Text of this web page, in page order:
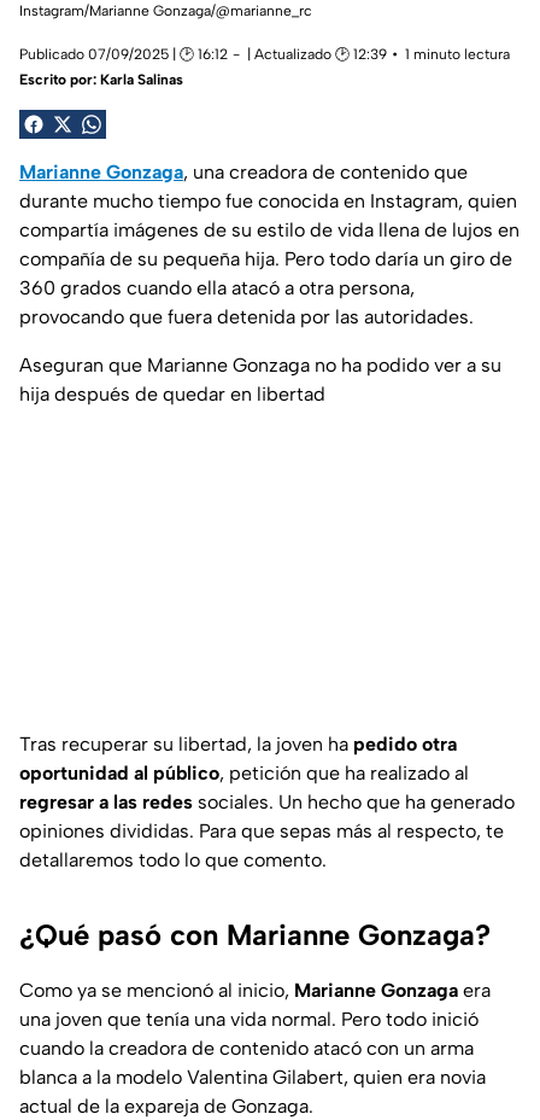
Instagram/Marianne Gonzaga/@marianne_rc
Publicado 07/09/2025 | 🕑 16:12 | Actualizado 🕑 12:39
1 minuto lectura
Escrito por: Karla Salinas
Marianne Gonzaga, una creadora de contenido que
durante mucho tiempo fue conocida en Instagram, quien
compartía imágenes de su estilo de vida llena de lujos en
compañía de su pequeña hija. Pero todo daría un giro de
360 grados cuando ella atacó a otra persona,
provocando que fuera detenida por las autoridades.
Aseguran que Marianne Gonzaga no ha podido ver a su
hija después de quedar en libertad
Tras recuperar su libertad, la joven ha pedido otra
oportunidad al público, petición que ha realizado al
regresar a las redes sociales. Un hecho que ha generado
opiniones divididas. Para que sepas más al respecto, te
detallaremos todo lo que comento.
¿Qué pasó con Marianne Gonzaga?
Como ya se mencionó al inicio, Marianne Gonzaga era
una joven que tenía una vida normal. Pero todo inició
cuando la creadora de contenido atacó con un arma
blanca a la modelo Valentina Gilabert, quien era novia
actual de la expareja de Gonzaga.